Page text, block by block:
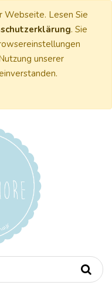
Webseite. Lesen Sie
. Sie
unserer